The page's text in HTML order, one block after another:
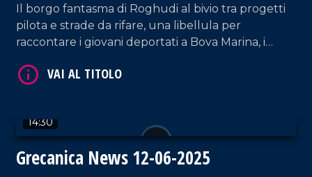
Il borgo fantasma di Roghudi al bivio tra progetti
pilota e strade da rifare, una libellula per
raccontare i giovani deportati a Bova Marina, i
Bova: queste le tre storie raccontate in questa
14:30
Grecanica News 12-06-2025
VAI AL TITOLO